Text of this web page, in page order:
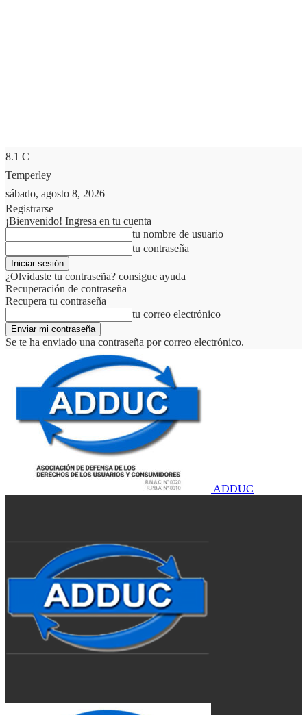
8.1 C
Temperley
sábado, agosto 8, 2026
Registrarse
¡Bienvenido! Ingresa en tu cuenta
tu nombre de usuario
tu contraseña
¿Olvidaste tu contraseña? consigue ayuda
Recuperación de contraseña
Recupera tu contraseña
tu correo electrónico
Se te ha enviado una contraseña por correo electrónico.
ADDUC